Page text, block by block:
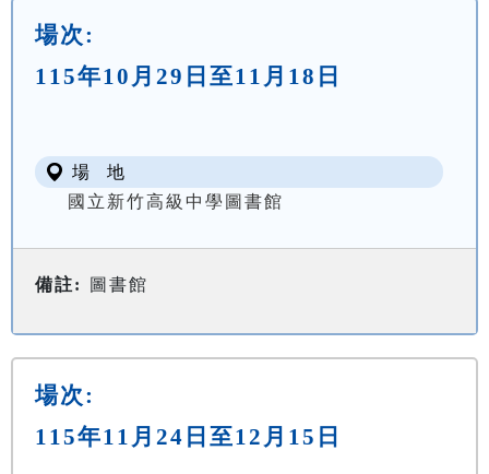
場次:
115年10月29日至11月18日
場 地
國立新竹高級中學圖書館
備註: 圖書館
場次:
115年11月24日至12月15日